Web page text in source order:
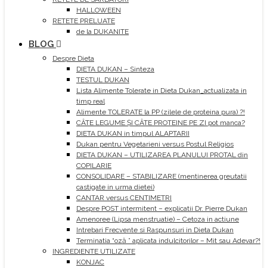
HALLOWEEN
RETETE PRELUATE
de la DUKANITE
BLOG
Despre Dieta
DIETA DUKAN – Sinteza
TESTUL DUKAN
Lista Alimente Tolerate in Dieta Dukan_actualizata in
timp real
Alimente TOLERATE la PP (zilele de proteina pura) ?!
CÂTE LEGUME ȘI CÂTE PROTEINE PE ZI pot manca?
DIETA DUKAN in timpul ALAPTARII
Dukan pentru Vegetarieni versus Postul Religios
DIETA DUKAN – UTILIZAREA PLANULUI PROTAL din
COPILARIE
CONSOLIDARE – STABILIZARE (mentinerea greutatii
castigate in urma dietei)
CANTAR versus CENTIMETRI
Despre POST intermitent – explicatii Dr. Pierre Dukan
Amenoree (Lipsa menstruatie) – Cetoza in actiune
Intrebari Frecvente si Raspunsuri in Dieta Dukan
Terminatia “oză ” aplicata indulcitorilor – Mit sau Adevar?!
INGREDIENTE UTILIZATE
KONJAC